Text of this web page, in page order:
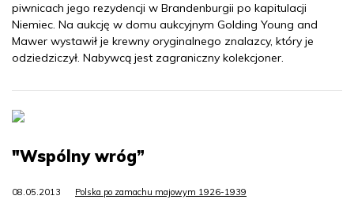
piwnicach jego rezydencji w Brandenburgii po kapitulacji
Niemiec. Na aukcję w domu aukcyjnym Golding Young and
Mawer wystawił je krewny oryginalnego znalazcy, który je
odziedziczył. Nabywcą jest zagraniczny kolekcjoner.
"Wspólny wróg”
08.05.2013 Polska po zamachu majowym 1926-1939